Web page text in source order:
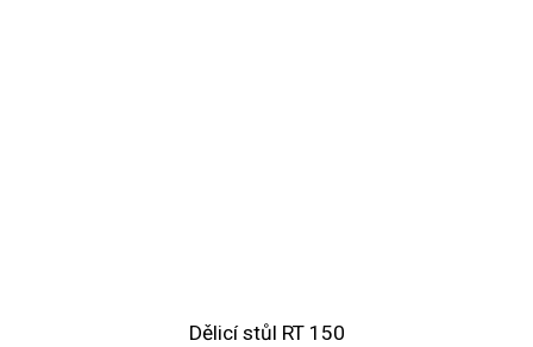
Dělicí stůl RT 150